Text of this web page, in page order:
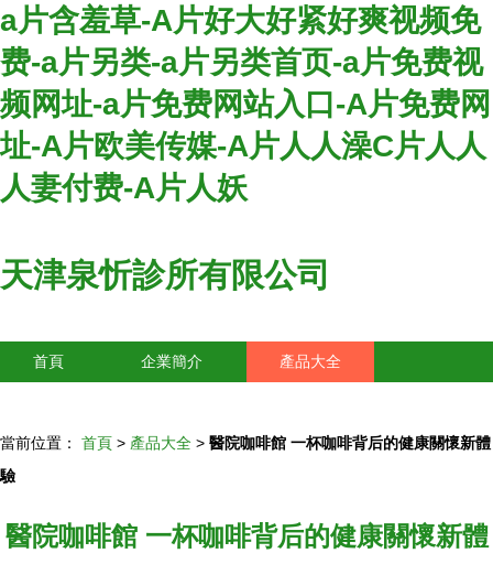
a片含羞草-A片好大好紧好爽视频免
费-a片另类-a片另类首页-a片免费视
频网址-a片免费网站入口-A片免费网
址-A片欧美传媒-A片人人澡C片人人
人妻付费-A片人妖
天津泉忻診所有限公司
首頁 企業簡介 產品大全
當前位置： 首頁 > 產品大全 > 醫院咖啡館 一杯咖啡背后的健康關懷新體
驗
醫院咖啡館 一杯咖啡背后的健康關懷新體